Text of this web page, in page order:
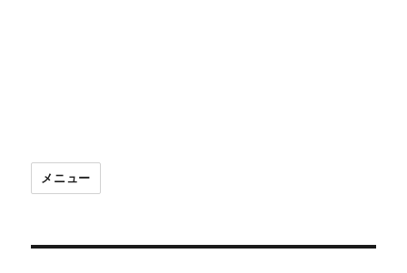
メニュー